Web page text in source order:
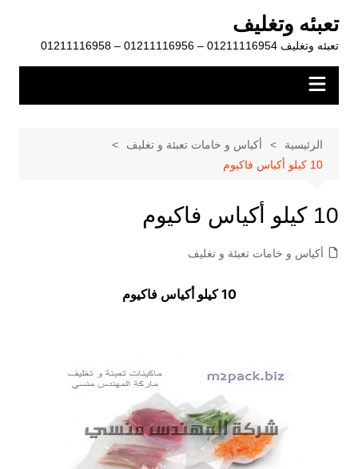
المحتوى
تعبئه وتغليف
تعبئه وتغليف 01211116954 – 01211116956 – 01211116958
الرئيسية
أكياس و خامات تعبئة و تغليف
10 كيلو أكياس فاكيوم
10 كيلو أكياس فاكيوم
أكياس و خامات تعبئة و تغليف
10 كيلو أكياس فاكيوم